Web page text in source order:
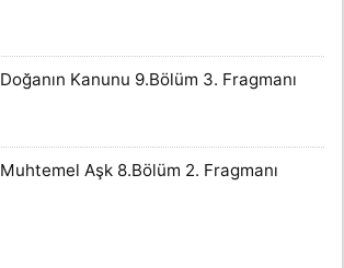
Doğanın Kanunu 9.Bölüm 3. Fragmanı
Muhtemel Aşk 8.Bölüm 2. Fragmanı